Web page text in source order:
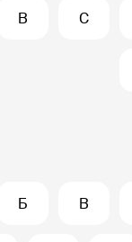
B C
Б В